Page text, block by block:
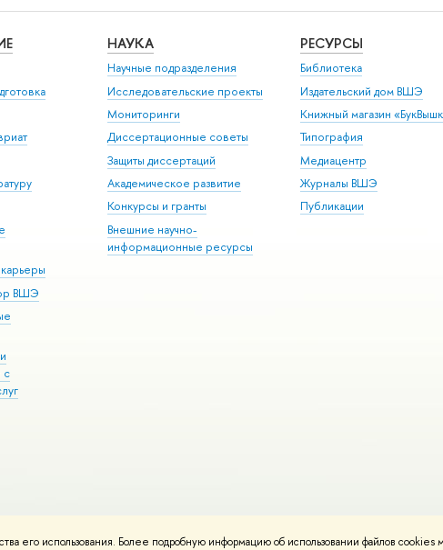
его использования. Более подробную информацию об использовании файлов cookies
ВШЭ
с
НАУКА
Научные подразделения
Исследовательские проекты
Мониторинги
Диссертационные советы
Защиты диссертаций
Академическое развитие
Конкурсы и гранты
Внешние научно-
информационные ресурсы
РЕСУРСЫ
Библиотека
Издательский дом ВШЭ
Книжный магазин
Типография
Медиацентр
Журналы ВШЭ
Публикации
материалов Политика конфиденциальности Карта сайта